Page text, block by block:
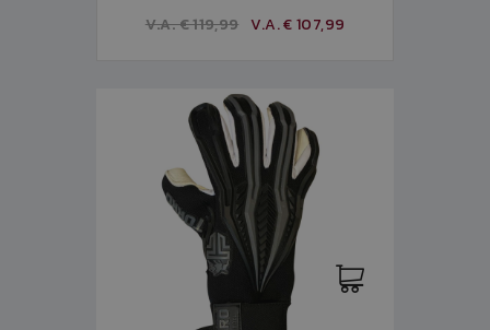
V.A. € 119,99 V.A. € 107,99